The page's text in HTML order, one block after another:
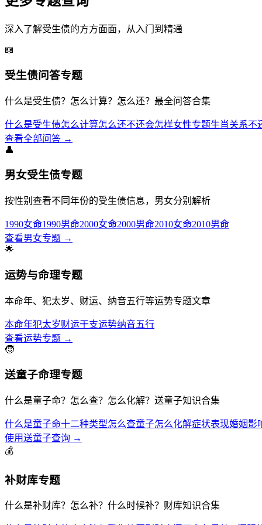
深入了解受生债的方方面面，从入门到精通
📖
受生债问答专题
什么是受生债？怎么计算？怎么还？最全问答合集
什么是受生债怎么计算怎么还不还会怎样女性专题生肖关系不
查看全部问答 →
👤
男女受生债专题
按性别查看不同年份的受生债信息，男女分别解析
1990女命1990男命2000女命2000男命2010女命2010男命
查看男女专题 →
🌟
运势与命理专题
本命年、犯太岁、财运、纳音五行等运势专题文章
本命年犯太岁财运干支运势纳音五行
查看运势专题 →
🧒
送童子命理专题
什么是童子命？怎么查？怎么化解？送童子知识合集
什么是童子命十二种类型怎么查童子怎么化解症状表现婚姻影
使用送童子查询 →
💰
补财库专题
什么是补财库？怎么补？什么时候补？财库知识合集